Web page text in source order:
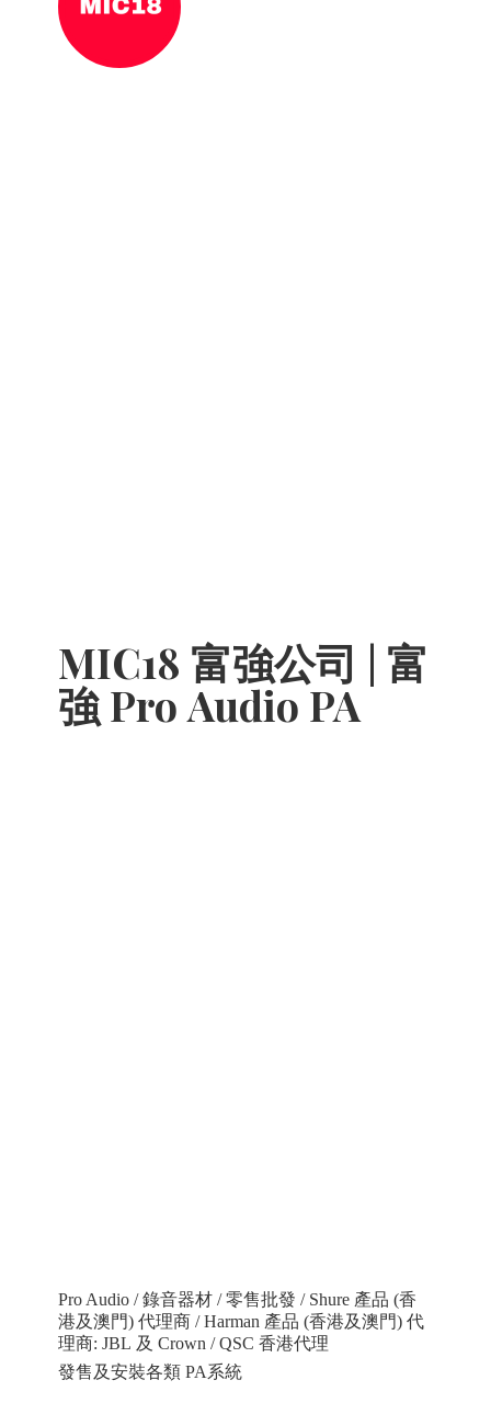
MIC18 富強公司 | 富
強 Pro Audio PA
Pro Audio / 錄音器材 / 零售批發 / Shure 產品 (香
港及澳門) 代理商 / Harman 產品 (香港及澳門) 代
理商: JBL 及 Crown / QSC 香港代理
發售及安裝各類 PA系統